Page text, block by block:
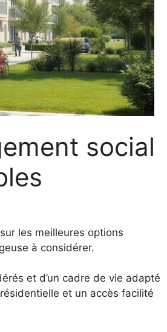
social
les meilleures options
à considérer.
et d’un cadre de vie adapté
et un accès facilité